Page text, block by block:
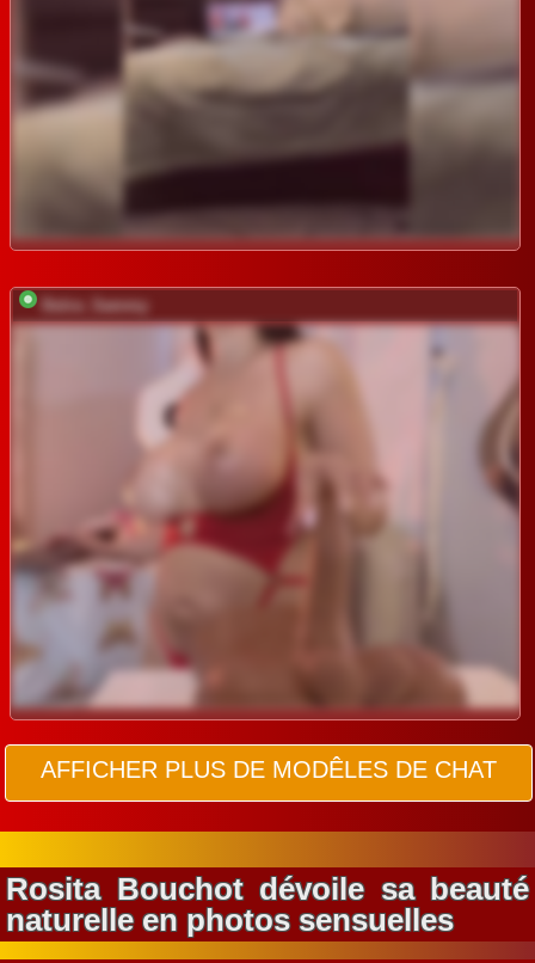
Dulce_Sammy
AFFICHER PLUS DE MODÊLES DE CHAT
Rosita Bouchot dévoile sa beauté
naturelle en photos sensuelles